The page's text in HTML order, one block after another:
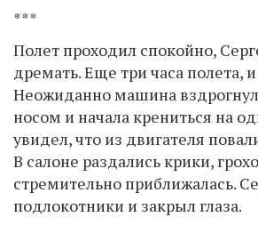
***
Полет проходил спокойно,
дремать. Еще три часа полета,
Неожиданно машина
носом и начала крениться на
увидел, что из двигателя
В салоне раздались крики,
стремительно приближалась.
подлокотники и закрыл глаза.